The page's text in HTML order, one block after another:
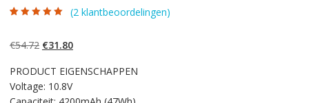
klantbeoordelinge
(2klantbeoordelingen)
€54.72 Oorspronkelijke
was:
€54.72.
€31.80Huidige
is:
€31.80.
PRODUCT EIGENSCHAPPEN
Voltage: 10.8V